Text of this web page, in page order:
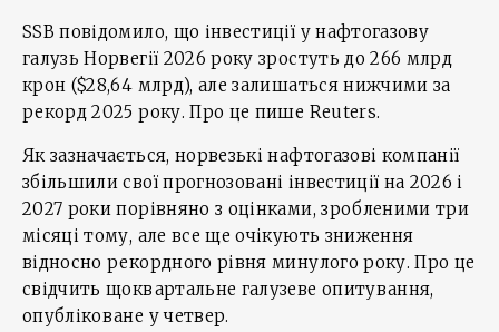
SSB повідомило, що інвестиції у нафтогазову
галузь Норвегії 2026 року зростуть до 266 млрд
крон ($28,64 млрд), але залишаться нижчими за
рекорд 2025 року. Про це пише Reuters.
Як зазначається, норвезькі нафтогазові компанії
збільшили свої прогнозовані інвестиції на 2026 і
2027 роки порівняно з оцінками, зробленими три
місяці тому, але все ще очікують зниження
відносно рекордного рівня минулого року. Про це
свідчить щоквартальне галузеве опитування,
опубліковане у четвер.